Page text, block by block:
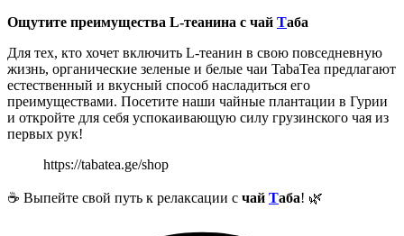
Ощутите преимущества L-теанина с чай Таба
Для тех, кто хочет включить L-теанин в свою повседневную
жизнь, органические зеленые и белые чаи TabaTea предлагают
естественный и вкусный способ насладиться его
преимуществами. Посетите наши чайные плантации в Гурии
и откройте для себя успокаивающую силу грузинского чая из
первых рук!
https://tabatea.ge/shop
☕ Выпейте свой путь к релаксации с чай Таба! 🌿